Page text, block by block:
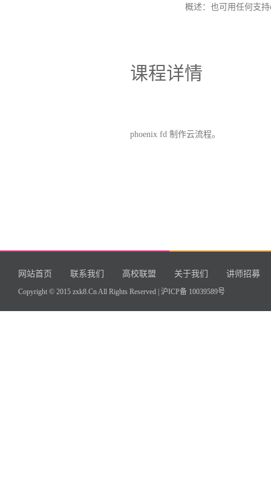
概述：也可用任何支
课程详情
phoenix fd 制作云流程。
网站首页 联系我们 高校联盟 关于我们 讲师招募
Copyright © 2015 zxk8.Cn All Rights Reserved | 沪ICP备 10039589号